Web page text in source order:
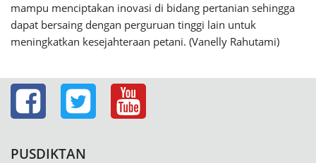
mampu menciptakan inovasi di bidang pertanian sehingga
dapat bersaing dengan perguruan tinggi lain untuk
meningkatkan kesejahteraan petani. (Vanelly Rahutami)
PUSDIKTAN